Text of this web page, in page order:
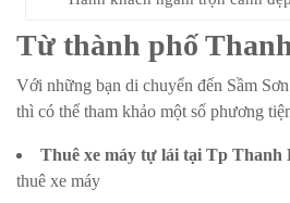
Từ thành phố
Với những bạn di chuyển đến Sầm
thì có thể tham khảo một số phương
Thuê xe máy tự lái tại Tp Thanh
thuê xe máy